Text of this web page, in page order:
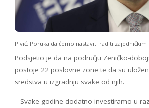
Pivić: Poruka da ćemo nastaviti raditi zajedničkim
Podsjetio je da na području Zeničko-
postoje 22 poslovne zone te da su
sredstva u izgradnju svake od njih.
– Svake godine dodatno investiramo u